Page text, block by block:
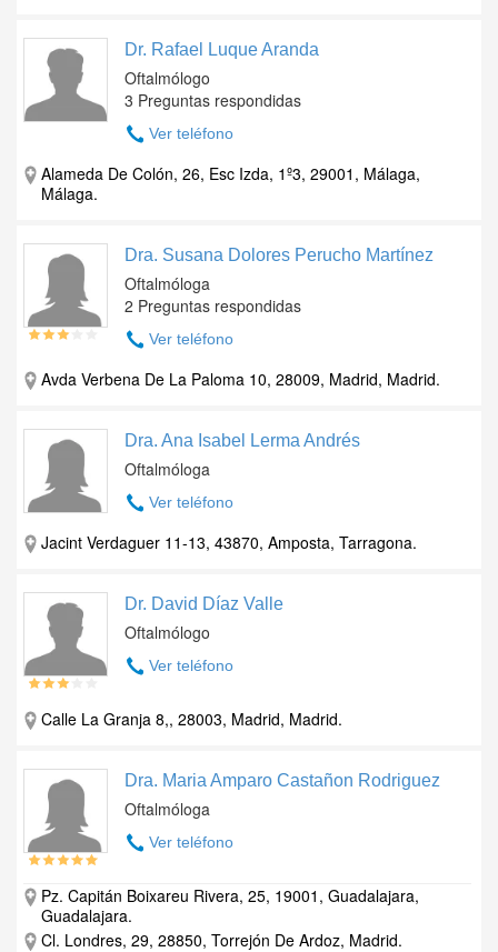
Dr. Rafael Luque Aranda
Oftalmólogo
3 Preguntas respondidas
Ver teléfono
Alameda De Colón, 26, Esc Izda, 1º3, 29001, Málaga,
Málaga.
Dra. Susana Dolores Perucho Martínez
Oftalmóloga
2 Preguntas respondidas
Ver teléfono
Avda Verbena De La Paloma 10, 28009, Madrid, Madrid.
Dra. Ana Isabel Lerma Andrés
Oftalmóloga
Ver teléfono
Jacint Verdaguer 11-13, 43870, Amposta, Tarragona.
Dr. David Díaz Valle
Oftalmólogo
Ver teléfono
Calle La Granja 8,, 28003, Madrid, Madrid.
Dra. Maria Amparo Castañon Rodriguez
Oftalmóloga
Ver teléfono
Pz. Capitán Boixareu Rivera, 25, 19001, Guadalajara,
Guadalajara.
Cl. Londres, 29, 28850, Torrejón De Ardoz, Madrid.